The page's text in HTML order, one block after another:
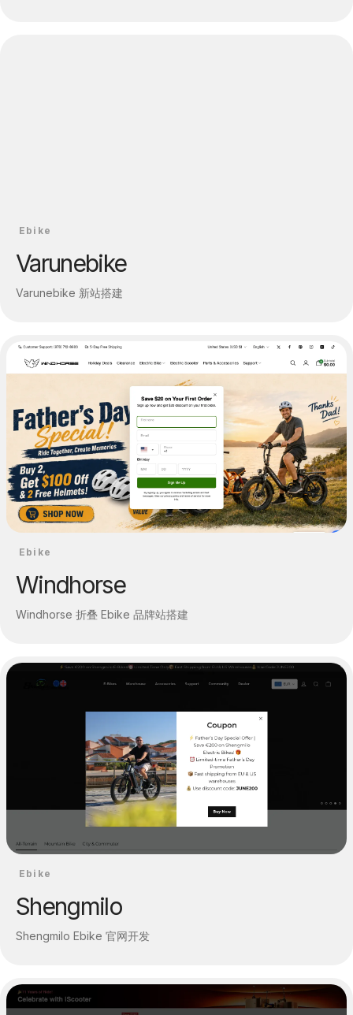
Ebike
Varunebike
Varunebike 新站搭建
Ebike
Windhorse
Windhorse 折叠 Ebike 品牌站搭建
Ebike
Shengmilo
Shengmilo Ebike 官网开发